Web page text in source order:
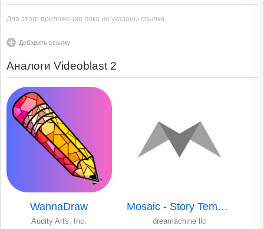
Для этого приложения пока не указаны ссылки
Добавить ссылку
Аналоги Videoblast 2
WannaDraw
Audity Arts, Inc.
Mosaic - Story Template Editor
dreamachine llc